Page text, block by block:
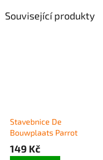
Související produkty
Stavebnice De
Bouwplaats Parrot
149 Kč